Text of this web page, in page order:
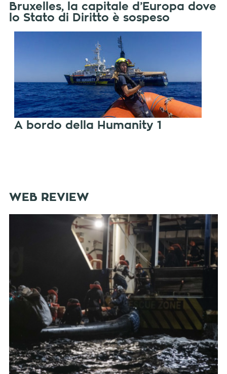
Bruxelles, la capitale d’Europa dove
lo Stato di Diritto è sospeso
A bordo della Humanity 1
WEB REVIEW